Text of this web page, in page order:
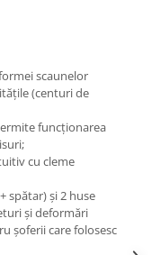
scaunelor
(centuri de
funcționarea
cu cleme
spătar) și 2 huse
și deformări
șoferii care folosesc